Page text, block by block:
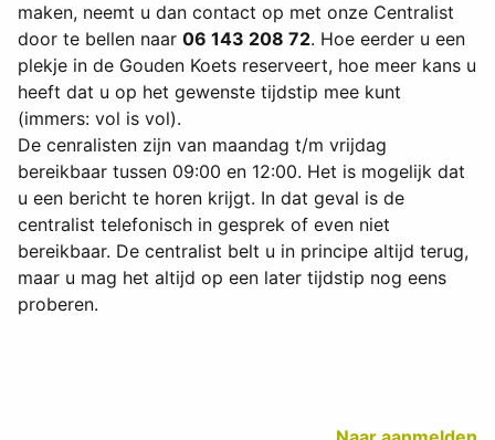
maken, neemt u dan contact op met onze Centralist
door te bellen naar 06 143 208 72. Hoe eerder u een
plekje in de Gouden Koets reserveert, hoe meer kans u
heeft dat u op het gewenste tijdstip mee kunt
(immers: vol is vol).
De cenralisten zijn van maandag t/m vrijdag
bereikbaar tussen 09:00 en 12:00. Het is mogelijk dat
u een bericht te horen krijgt. In dat geval is de
centralist telefonisch in gesprek of even niet
bereikbaar. De centralist belt u in principe altijd terug,
maar u mag het altijd op een later tijdstip nog eens
proberen.